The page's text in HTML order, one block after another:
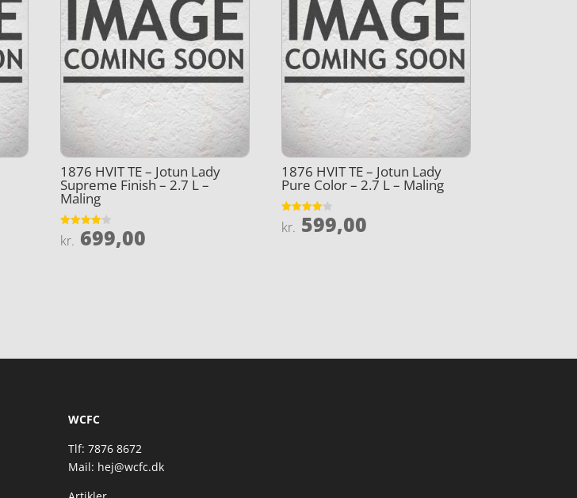
1876 HVIT TE – Jotun Lady
Supreme Finish – 2.7 L –
Maling
Vurderet
4
kr. 699,00
1876 HVIT TE – Jotun Lady
Pure Color – 2.7 L – Maling
Vurderet
4
kr. 599,00
WCFC
Tlf: 7876 8672
Mail: hej@wcfc.dk